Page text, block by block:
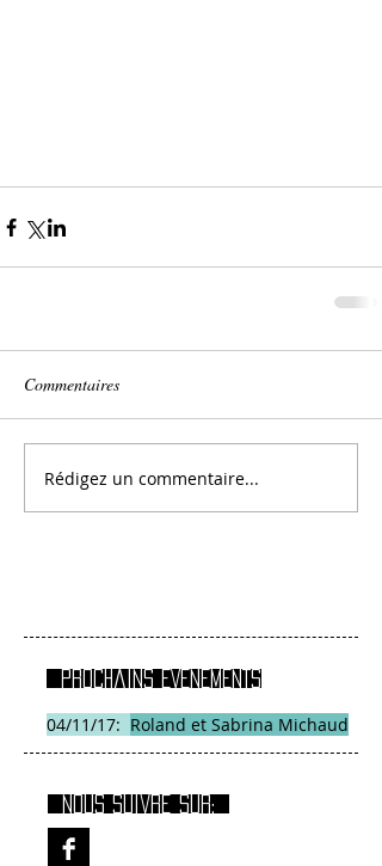
Commentaires
Rédigez un commentaire...
Prochains EVENEMENTS
04/11/17: Roland et Sabrina Michaud
Nous suivre sur: